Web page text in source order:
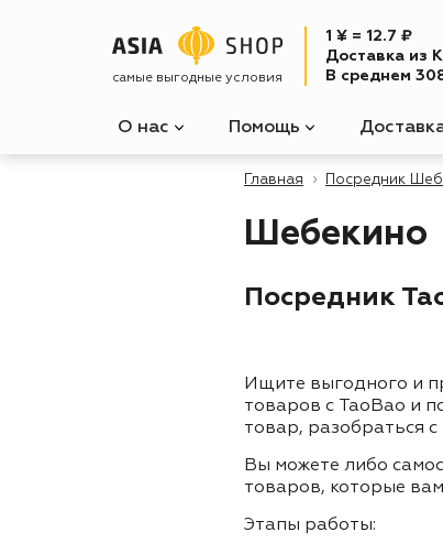
самая быстрая доставка
1 ¥ = 12.7 ₽
Доставка из
В среднем
О нас Помощь
Главная Посредник
Шебекино
Посредник
Ищите выгодного и
товаров с TaoBao и
товар, разобраться
Вы можете либо
товаров, которые
Этапы работы: